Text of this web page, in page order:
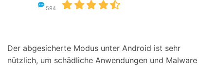
594
Der abgesicherte Modus unter Android ist sehr
nützlich, um schädliche Anwendungen und Malware